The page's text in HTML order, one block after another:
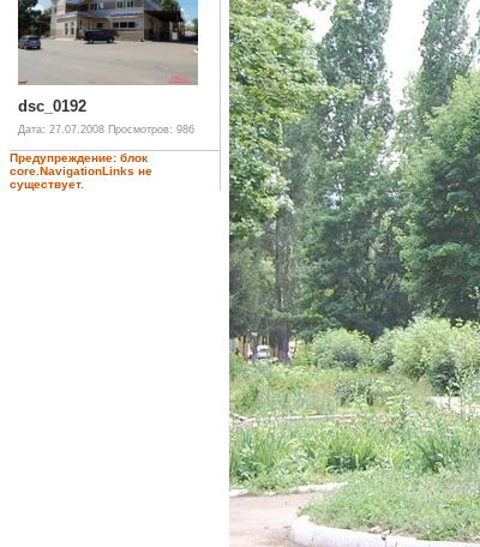
dsc_0192
Дата: 27.07.2008 Просмотров: 986
Предупреждение: блок
core.NavigationLinks не
существует.